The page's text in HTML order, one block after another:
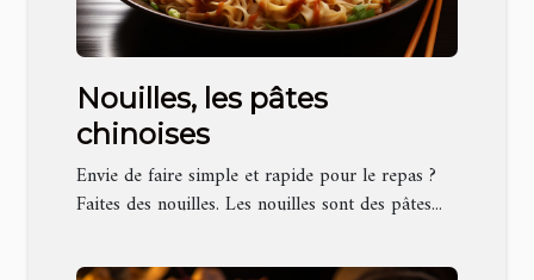
Nouilles, les pâtes
chinoises
Envie de faire simple et rapide pour le repas ?
Faites des nouilles. Les nouilles sont des pâtes...